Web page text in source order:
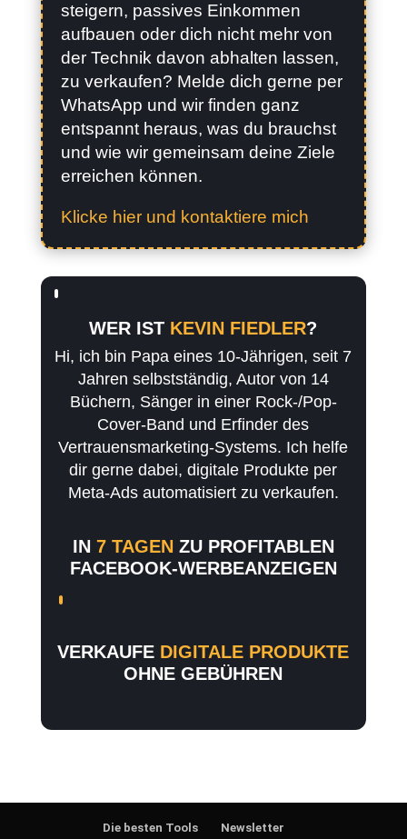
steigern, passives Einkommen
aufbauen oder dich nicht mehr von
der Technik davon abhalten lassen,
zu verkaufen? Melde dich gerne per
WhatsApp und wir finden ganz
entspannt heraus, was du brauchst
und wie wir gemeinsam deine Ziele
erreichen können.
Klicke hier und kontaktiere mich
WER IST KEVIN FIEDLER?
Hi, ich bin Papa eines 10-Jährigen, seit 7
Jahren selbstständig, Autor von 14
Büchern, Sänger in einer Rock-/Pop-
Cover-Band und Erfinder des
Vertrauensmarketing-Systems. Ich helfe
dir gerne dabei, digitale Produkte per
Meta-Ads automatisiert zu verkaufen.
IN 7 TAGEN ZU PROFITABLEN
FACEBOOK-WERBEANZEIGEN
VERKAUFE DIGITALE PRODUKTE
OHNE GEBÜHREN
Die besten Tools Newsletter